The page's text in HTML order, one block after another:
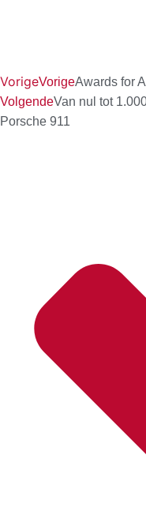
VorigeVorigeAwards for
VolgendeVan nul tot
Porsche 911